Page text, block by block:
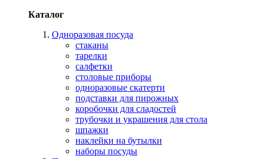
Каталог
Одноразовая посуда
стаканы
тарелки
салфетки
столовые приборы
одноразовые скатерти
подставки для пирожных
коробочки для сладостей
трубочки и украшения для стола
шпажки
наклейки на бутылки
наборы посуды